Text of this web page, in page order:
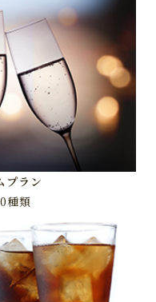
プラン
種類